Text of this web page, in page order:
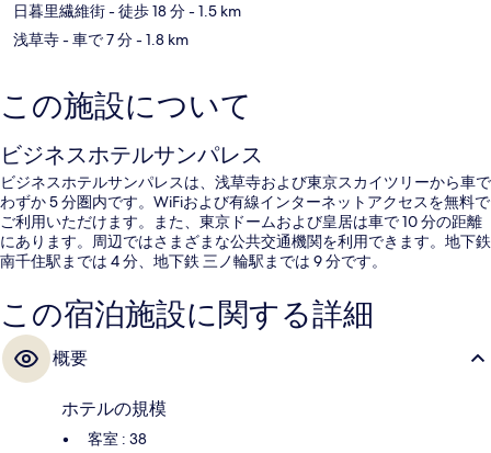
日暮里繊維街- 徒歩 18 分- 1.5 km
浅草寺- 車で 7 分- 1.8 km
この施設について
ビジネスホテルサンパレス
ビジネスホテルサンパレスは、浅草寺および東京スカイツリーから車で
わずか 5 分圏内です。WiFiおよび有線インターネットアクセスを無料で
ご利用いただけます。また、東京ドームおよび皇居は車で 10 分の距離
にあります。周辺ではさまざまな公共交通機関を利用できます。地下鉄
南千住駅までは 4 分、地下鉄 三ノ輪駅までは 9 分です。
この宿泊施設に関する詳細
概要
ホテルの規模
客室 : 38